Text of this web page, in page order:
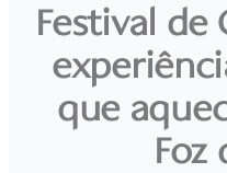
Festival de
que
Foz